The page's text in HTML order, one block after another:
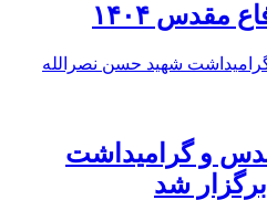
۱۴۰۴
و گرامیداشت
شد